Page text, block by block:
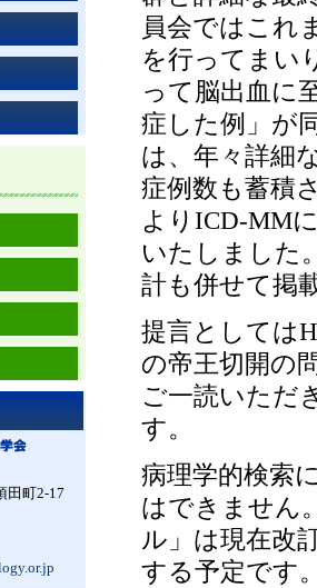
田町2-17
員会ではこれ
を行ってまい
って脳出血に
症した例」が
は、年々詳細
症例数も蓄積
よりICD-MM
いたしました
計も併せて掲
提言としては
の帝王切開の
ご一読いただ
す。
病理学的検索
はできません
ル」は現在改
する予定です